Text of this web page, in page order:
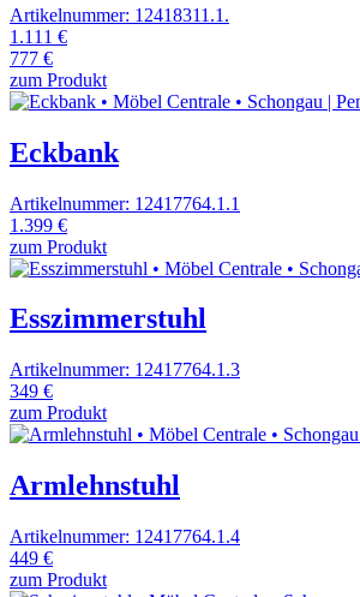
Artikelnummer: 12418311.1.
1.111 €
777 €
zum Produkt
Eckbank
Artikelnummer: 12417764.1.1
1.399 €
zum Produkt
Esszimmerstuhl
Artikelnummer: 12417764.1.3
349 €
zum Produkt
Armlehnstuhl
Artikelnummer: 12417764.1.4
449 €
zum Produkt